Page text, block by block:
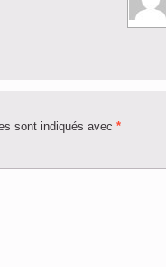
sont indiqués avec *